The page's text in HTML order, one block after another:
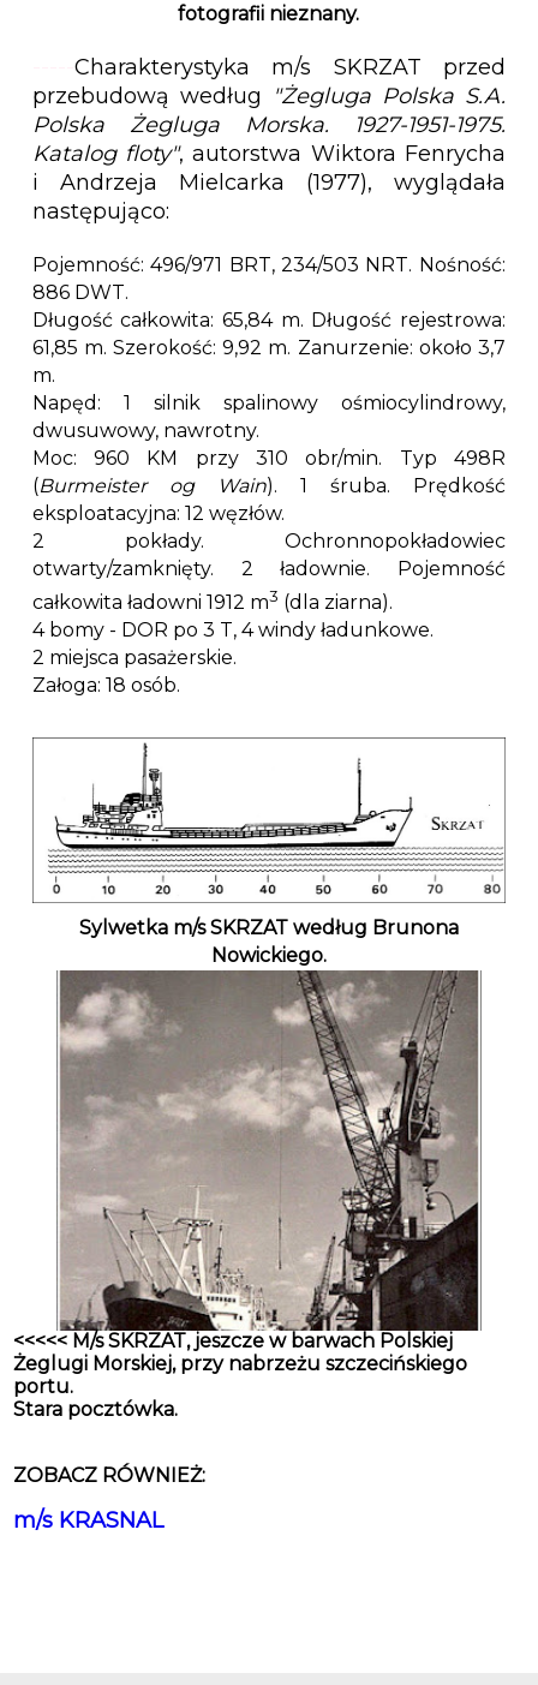
fotografii nieznany.
Charakterystyka m/s SKRZAT przed
przebudową według
"Żegluga Polska S.A.
Polska Żegluga
Morska. 1927-1951-1975.
Katalog floty", autorstwa Wiktora Fenrycha
i Andrzeja Mielcarka (1977), wyglądała
następująco:
Pojemność: 496/971 BRT, 234/503 NRT. Nośność:
886 DWT.
Długość całkowita: 65,84 m. Długość rejestrowa:
61,85 m. Szerokość: 9,92 m. Zanurzenie: około 3,7
m.
Napęd: 1 silnik spalinowy ośmiocylindrowy,
dwusuwowy, nawrotny.
Moc: 960 KM przy 310 obr/min. Typ 498R
(Burmeister og Wain). 1 śruba. Prędkość
eksploatacyjna: 12 węzłów.
2 pokłady. Ochronnopokładowiec
otwarty/zamknięty. 2 ładownie. Pojemność
całkowita ładowni 1912 m3 (dla ziarna).
4 bomy - DOR po 3 T, 4 windy ładunkowe.
2 miejsca pasażerskie.
Załoga: 18 osób.
Sylwetka m/s SKRZAT według Brunona
Nowickiego.
<<<<< M/s SKRZAT, jeszcze w barwach Polskiej
Żeglugi Morskiej, przy nabrzeżu szczecińskiego
portu.
Stara pocztówka.
ZOBACZ RÓWNIEŻ:
m/s KRASNAL